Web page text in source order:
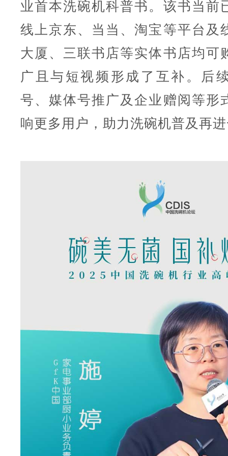
业首本洗碗机科普书。该书当前
线上京东、当当、淘宝等平台及
大厦、三联书店等实体书店均可
广且与短视频形成了互补。后
号、媒体号推广及企业赠阅等形
响更多用户，助力洗碗机普及再